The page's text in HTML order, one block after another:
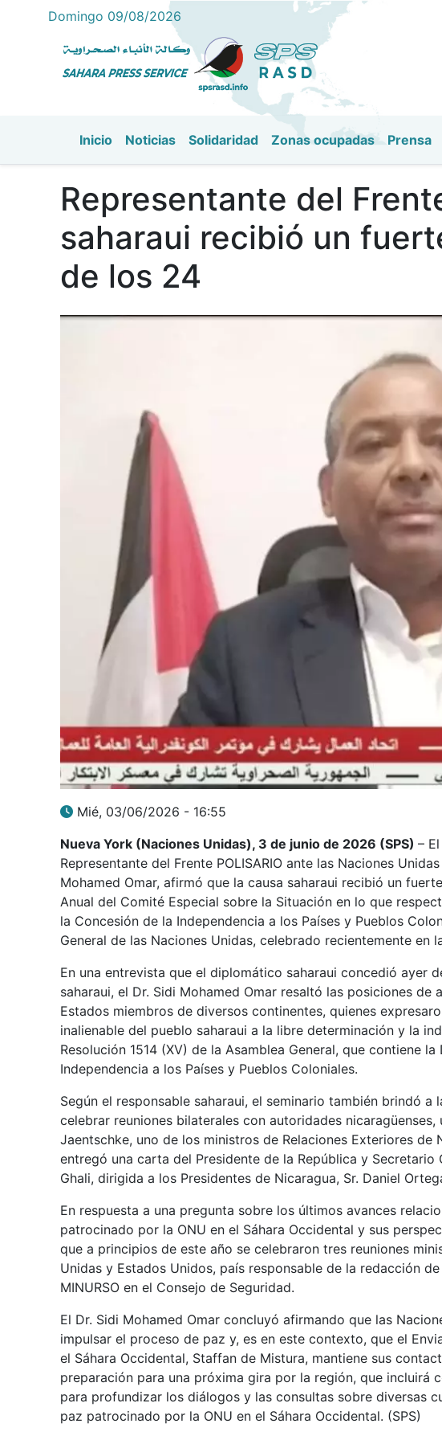
Domingo 09/08/2026
Inicio Noticias Solidaridad Zonas ocupadas Prensa
Representante del
saharaui recibió un
de los 24
Mié, 03/06/2026 - 16:55
Nueva York (Naciones Unidas), 3 de junio de 2026 (SPS) –
Representante del Frente POLISARIO ante las Naciones
Mohamed Omar, afirmó que la causa saharaui recibió un
Anual del Comité Especial sobre la Situación en lo que
la Concesión de la Independencia a los Países y Pueblos
General de las Naciones Unidas, celebrado recientemente en
En una entrevista que el diplomático saharaui concedió ayer
saharaui, el Dr. Sidi Mohamed Omar resaltó las posiciones
Estados miembros de diversos continentes, quienes
inalienable del pueblo saharaui a la libre determinación y la
Resolución 1514 (XV) de la Asamblea General, que contiene
Independencia a los Países y Pueblos Coloniales.
Según el responsable saharaui, el seminario también brindó
celebrar reuniones bilaterales con autoridades
Jaentschke, uno de los ministros de Relaciones Exteriores de
entregó una carta del Presidente de la República y Secretario
Ghali, dirigida a los Presidentes de Nicaragua, Sr. Daniel
En respuesta a una pregunta sobre los últimos avances
patrocinado por la ONU en el Sáhara Occidental y sus
que a principios de este año se celebraron tres reuniones
Unidas y Estados Unidos, país responsable de la redacción
MINURSO en el Consejo de Seguridad.
El Dr. Sidi Mohamed Omar concluyó afirmando que las
impulsar el proceso de paz y, es en este contexto, que el
el Sáhara Occidental, Staffan de Mistura, mantiene sus
preparación para una próxima gira por la región, que incluirá
para profundizar los diálogos y las consultas sobre diversas
paz patrocinado por la ONU en el Sáhara Occidental. (SPS)